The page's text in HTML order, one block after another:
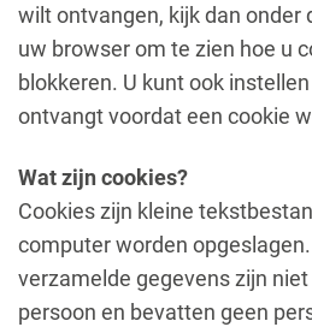
wilt ontvangen, kijk dan onder
uw browser om te zien hoe u
blokkeren. U kunt ook
ontvangt voordat een cookie
Wat zijn cookies?
Cookies zijn kleine
computer worden
verzamelde gegevens zijn
persoon en bevatten geen